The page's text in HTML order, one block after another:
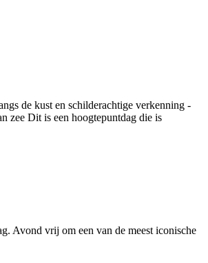
de kust en schilderachtige verkenning -
zee Dit is een hoogtepuntdag die is
Avond vrij om een van de meest iconische